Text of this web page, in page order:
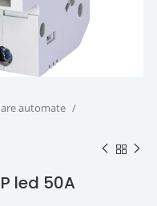
automate
led 50A